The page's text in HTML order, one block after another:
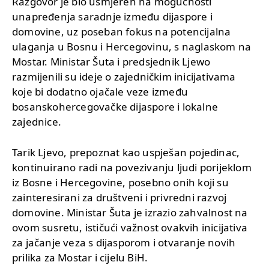
unapređenja saradnje između dijaspore i
domovine, uz poseban fokus na potencijalna
ulaganja u Bosnu i Hercegovinu, s naglaskom na
Mostar. Ministar Šuta i predsjednik Ljewo
razmijenili su ideje o zajedničkim inicijativama
koje bi dodatno ojačale veze između
bosanskohercegovačke dijaspore i lokalne
zajednice.
Tarik Ljevo, prepoznat kao uspješan pojedinac,
kontinuirano radi na povezivanju ljudi porijeklom
iz Bosne i Hercegovine, posebno onih koji su
zainteresirani za društveni i privredni razvoj
domovine. Ministar Šuta je izrazio zahvalnost na
ovom susretu, ističući važnost ovakvih inicijativa
za jačanje veza s dijasporom i otvaranje novih
prilika za Mostar i cijelu BiH.